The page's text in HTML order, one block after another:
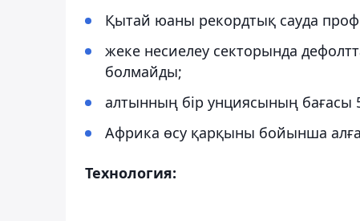
Қытай юаны рекордтық сауда
жеке несиелеу секторында
болмайды;
алтынның бір унциясының бағасы
Африка өсу қарқыны бойынша
Технология: